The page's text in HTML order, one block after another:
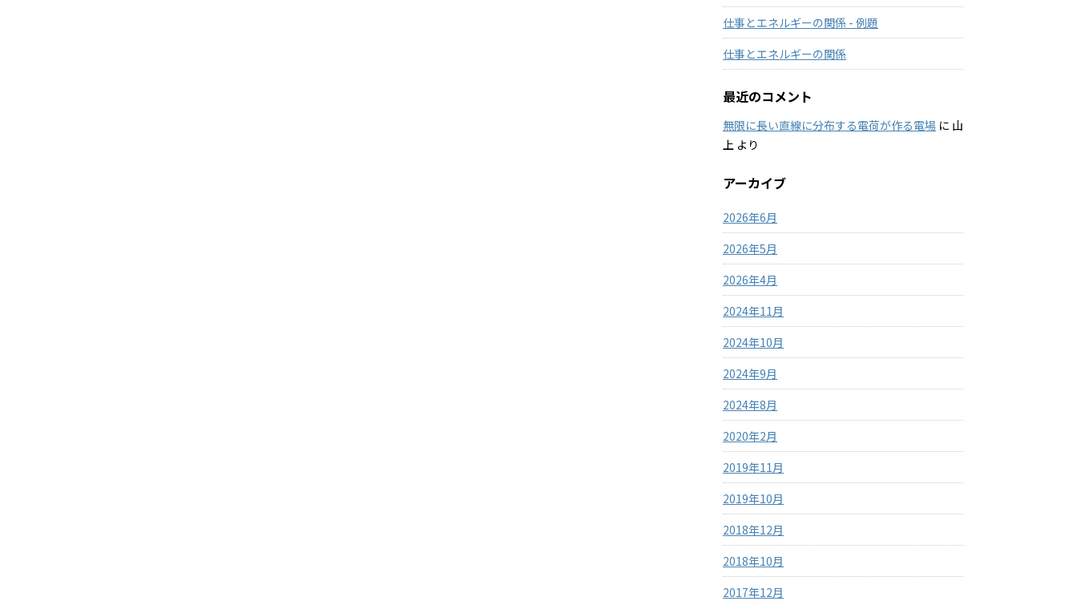
仕事とエネルギーの関係 - 例題
仕事とエネルギーの関係
最近のコメント
無限に長い直線に分布する電荷が作る電場 に 山
上 より
アーカイブ
2026年6月
2026年5月
2026年4月
2024年11月
2024年10月
2024年9月
2024年8月
2020年2月
2019年11月
2019年10月
2018年12月
2018年10月
2017年12月